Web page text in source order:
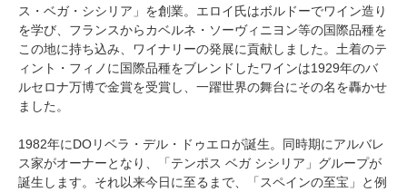
ス・ベガ・シシリア」を創業。エロイ氏はボルドーでワイン造り
を学び、フランスからカベルネ・ソーヴィニヨン等の国際品種を
この地に持ち込み、ワイナリーの発展に貢献しました。土着のテ
ィント・フィノに国際品種をブレンドしたワインは1929年のバ
ルセロナ万博で金賞を受賞し、一躍世界の舞台にその名を轟かせ
ました。
1982年にDOリベラ・デル・ドゥエロが誕生。同時期にアルバレ
ス家がオーナーとなり、「テンポス ベガ シシリア」グループが
誕生します。それ以来今日に至るまで、「スペインの至宝」と例